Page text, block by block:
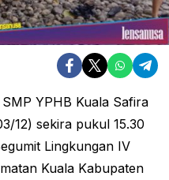
YPHB Kuala Safira
12) sekira pukul 15.30
Lingkungan IV
Kuala Kabupaten